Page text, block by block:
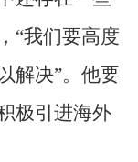
“我们要高度
解决”。他要
极引进海外